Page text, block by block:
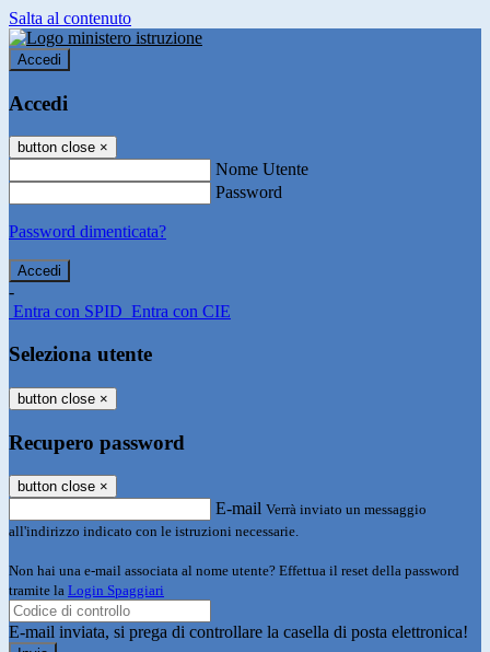
Salta al contenuto
Accedi
Accedi
button close ×
Nome Utente
Password
Password dimenticata?
-
Entra con SPID Entra con CIE
Seleziona utente
button close ×
Recupero password
button close ×
E-mail Verrà inviato un messaggio
all'indirizzo indicato con le istruzioni necessarie.
Non hai una e-mail associata al nome utente? Effettua il reset della password
tramite la Login Spaggiari
E-mail inviata, si prega di controllare la casella di posta elettronica!